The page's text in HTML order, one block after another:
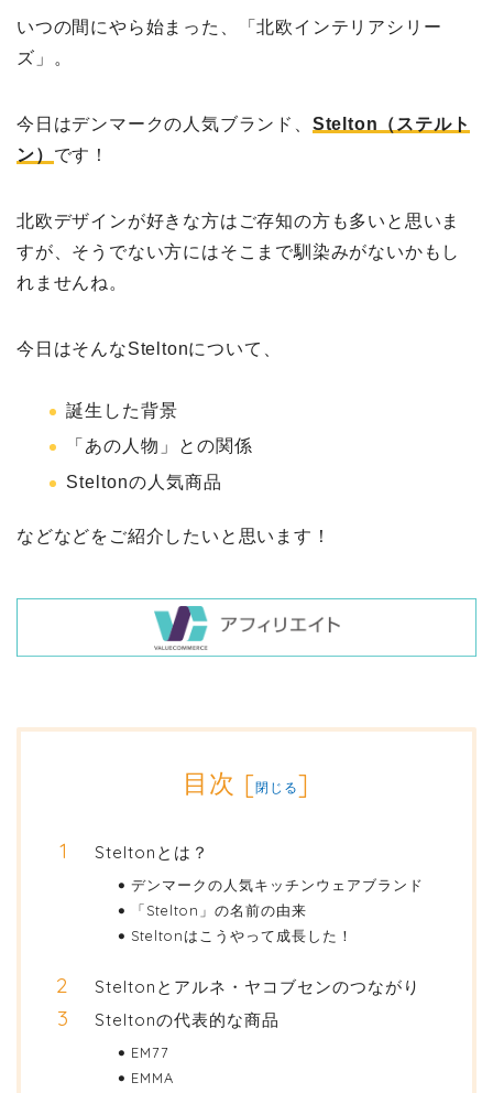
いつの間にやら始まった、「北欧インテリアシリー
ズ」。
今日はデンマークの人気ブランド、 Stelton（ステルト
ン） です！
北欧デザインが好きな方はご存知の方も多いと思いま
すが、そうでない方にはそこまで馴染みがないかもし
れませんね。
今日はそんなSteltonについて、
誕生した背景
「あの人物」との関係
Steltonの人気商品
などなどをご紹介したいと思います！
目次 [閉じる]
Steltonとは？
デンマークの人気キッチンウェアブランド
「Stelton」の名前の由来
Steltonはこうやって成長した！
Steltonとアルネ・ヤコブセンのつながり
Steltonの代表的な商品
EM77
EMMA